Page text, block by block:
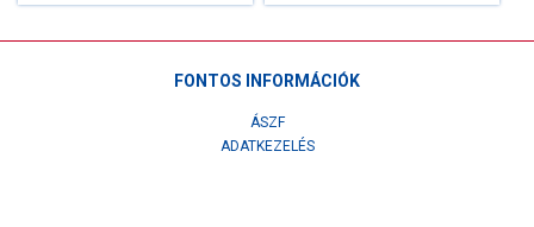
FONTOS INFORMÁCIÓK
ÁSZF
ADATKEZELÉS